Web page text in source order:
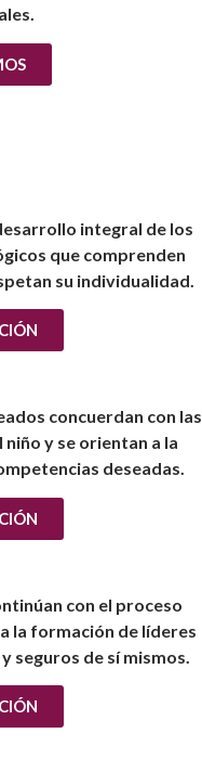
integral de los
que comprenden
su individualidad.
concuerdan con las
y se orientan a la
deseadas.
con el proceso
la formación de líderes
seguros de sí mismos.